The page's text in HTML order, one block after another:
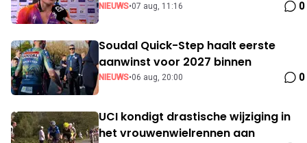
NIEUWS•07 aug, 11:16 0
Soudal Quick-Step haalt eerste
aanwinst voor 2027 binnen
NIEUWS•06 aug, 20:00 0
UCI kondigt drastische wijziging in
het vrouwenwielrennen aan